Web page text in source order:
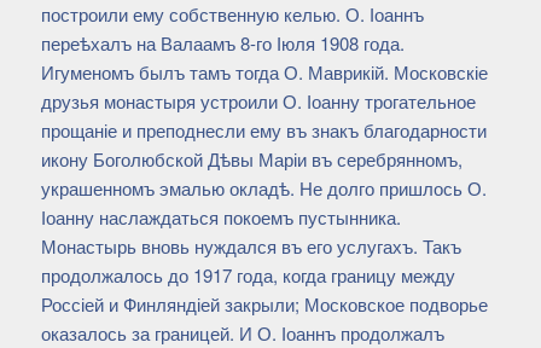
построили ему собственную келью. О. Іоаннъ
переѣхалъ на Валаамъ 8-го Іюля 1908 года.
Игуменомъ былъ тамъ тогда О. Маврикій. Московскіе
друзья монастыря устроили О. Іоанну трогательное
прощаніе и преподнесли ему въ знакъ благодарности
икону Боголюбской Дѣвы Маріи въ серебрянномъ,
украшенномъ эмалью окладѣ. Не долго пришлось О.
Іоанну наслаждаться покоемъ пустынника.
Монастырь вновь нуждался въ его услугахъ. Такъ
продолжалось до 1917 года, когда границу между
Россіей и Финляндіей закрыли; Московское подворье
оказалось за границей. И О. Іоаннъ продолжалъ